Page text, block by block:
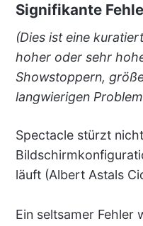
Signifikante
(Dies ist eine
hoher oder sehr
Showstoppern,
langwierigen
Spectacle stürzt
läuft (Albert Astals
Ein seltsamer Fehler